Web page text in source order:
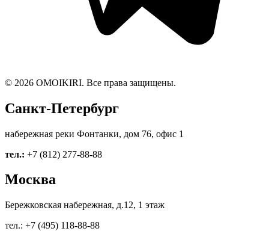
© 2026 OMOIKIRI. Все права защищены.
Санкт-Петербург
набережная реки Фонтанки, дом 76, офис 1
тел.: +7 (812) 277-88-88
Москва
Бережковская набережная, д.12, 1 этаж
тел.: +7 (495) 118-88-88